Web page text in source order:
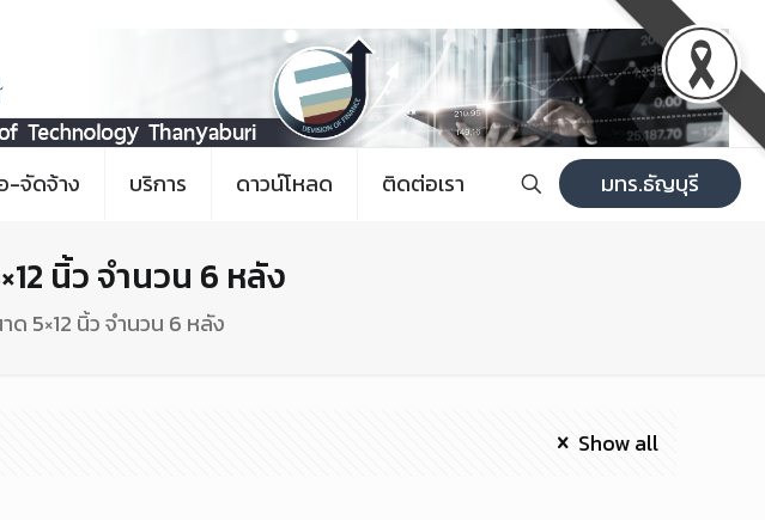
-จัดจ้าง บริการ ดาวน์โหลด ติดต่อเรา มทร.ธัญบุรี
นิ้ว จำนวน 6 หลัง
ด 5×12 นิ้ว จำนวน 6 หลัง
Show all